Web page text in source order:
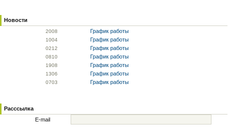
Новости
2008 График работы
1004 График работы
0212 График работы
0810 График работы
1908 График работы
1306 График работы
0703 График работы
Расссылка
E-mail